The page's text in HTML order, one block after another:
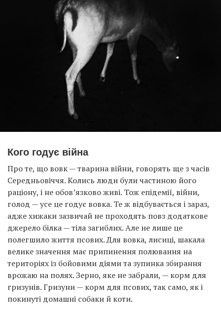
Кого годує війна
Про те, що вовк — тварина війни, говорять ще з часів
Середньовіччя. Колись люди були частиною його
раціону, і не обов’язково живі. Тож епідемії, війни,
голод — усе це годує вовка. Те ж відбувається і зараз,
адже хижаки зазвичай не проходять повз додаткове
джерело білка — тіла загиблих. Але не лише це
полегшило життя псових. Для вовка, лисиці, шакала
велике значення має припинення полювання на
територіях із бойовими діями та зупинка збирання
врожаю на полях. Зерно, яке не забрали, — корм для
гризунів. Гризуни — корм для псових, так само, як і
покинуті домашні собаки й коти.